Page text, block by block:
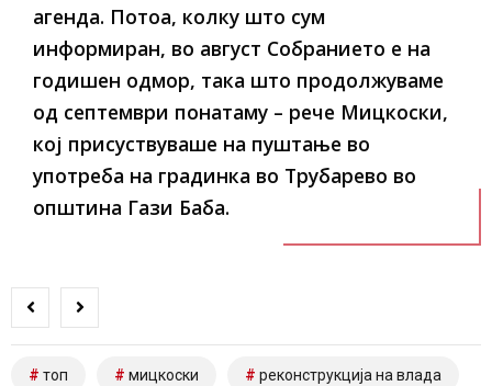
агенда. Потоа, колку што сум
информиран, во август Собранието е на
годишен одмор, така што продолжуваме
од септември понатаму – рече Мицкоски,
кој присуствуваше на пуштање во
употреба на градинка во Трубарево во
општина Гази Баба.
топ мицкоски реконструкција на влада